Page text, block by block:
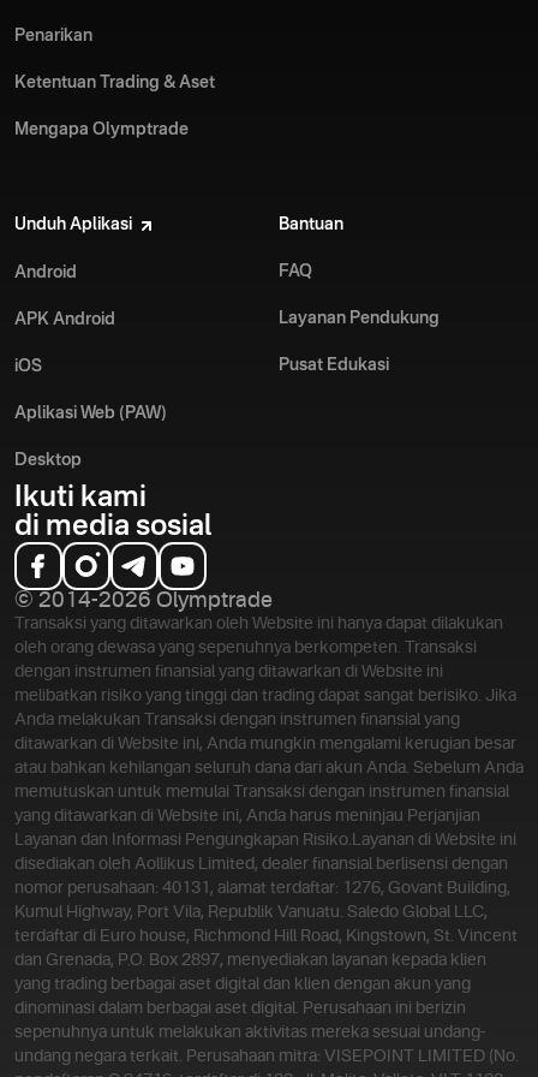
Penarikan
Ketentuan Trading & Aset
Mengapa Olymptrade
Unduh Aplikasi
Android
APK Android
iOS
Aplikasi Web (PAW)
Desktop
Bantuan
FAQ
Layanan Pendukung
Pusat Edukasi
Ikuti kami
di media sosial
© 2014-2026 Olymptrade
Transaksi yang ditawarkan oleh Website ini hanya dapat dilakukan
oleh orang dewasa yang sepenuhnya berkompeten. Transaksi
dengan instrumen finansial yang ditawarkan di Website ini
melibatkan risiko yang tinggi dan trading dapat sangat berisiko. Jika
Anda melakukan Transaksi dengan instrumen finansial yang
ditawarkan di Website ini, Anda mungkin mengalami kerugian besar
atau bahkan kehilangan seluruh dana dari akun Anda. Sebelum Anda
memutuskan untuk memulai Transaksi dengan instrumen finansial
yang ditawarkan di Website ini, Anda harus meninjau Perjanjian
Layanan dan Informasi Pengungkapan Risiko.
Layanan di Website ini
disediakan oleh Aollikus Limited, dealer finansial berlisensi dengan
nomor perusahaan: 40131, alamat terdaftar: 1276, Govant Building,
Kumul Highway, Port Vila, Republik Vanuatu. Saledo Global LLC,
terdaftar di Euro house, Richmond Hill Road, Kingstown, St. Vincent
dan Grenada, P.O. Box 2897, menyediakan layanan kepada klien
yang trading berbagai aset digital dan klien dengan akun yang
dinominasi dalam berbagai aset digital. Perusahaan ini berizin
sepenuhnya untuk melakukan aktivitas mereka sesuai undang-
undang negara terkait. Perusahaan mitra: VISEPOINT LIMITED (No.